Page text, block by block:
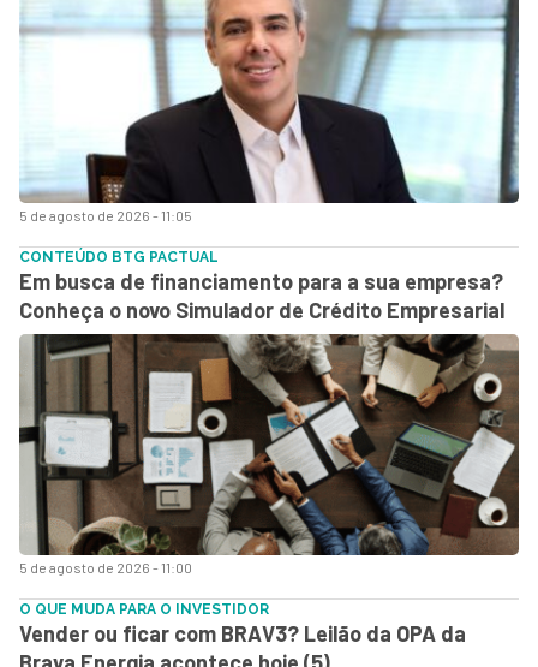
5 de agosto de 2026 - 11:05
5 de agosto de 2026 - 11:00
CONTEÚDO BTG PACTUAL
Em busca de financiamento para a sua empresa?
Conheça o novo Simulador de Crédito Empresarial
O QUE MUDA PARA O INVESTIDOR
Vender ou ficar com BRAV3? Leilão da OPA da